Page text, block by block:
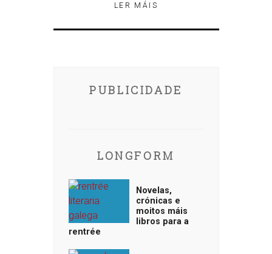
LER MÁIS
PUBLICIDADE
LONGFORM
Novelas,
crónicas e
moitos máis
libros para a
rentrée